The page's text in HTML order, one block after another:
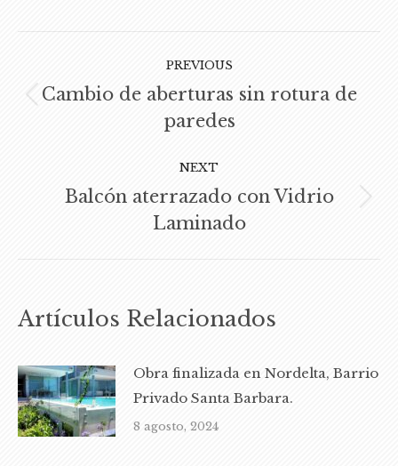
NAVIGATION
PREVIOUS
Previous
post:
Cambio de aberturas sin rotura de
paredes
NEXT
Next
post:
Balcón aterrazado con Vidrio
Laminado
Artículos Relacionados
Obra finalizada en Nordelta, Barrio
Privado Santa Barbara.
8 agosto, 2024